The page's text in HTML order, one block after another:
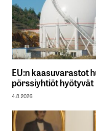
EU:n kaasuvarastot
pörssiyhtiöt hyötyvät
4.8.2026